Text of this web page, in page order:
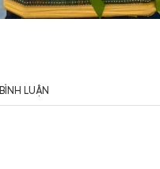
BÌNH LUẬN